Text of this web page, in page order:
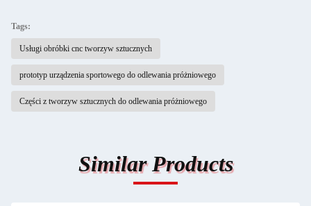
Tags:
Usługi obróbki cnc tworzyw sztucznych
prototyp urządzenia sportowego do odlewania próżniowego
Części z tworzyw sztucznych do odlewania próżniowego
Similar Products